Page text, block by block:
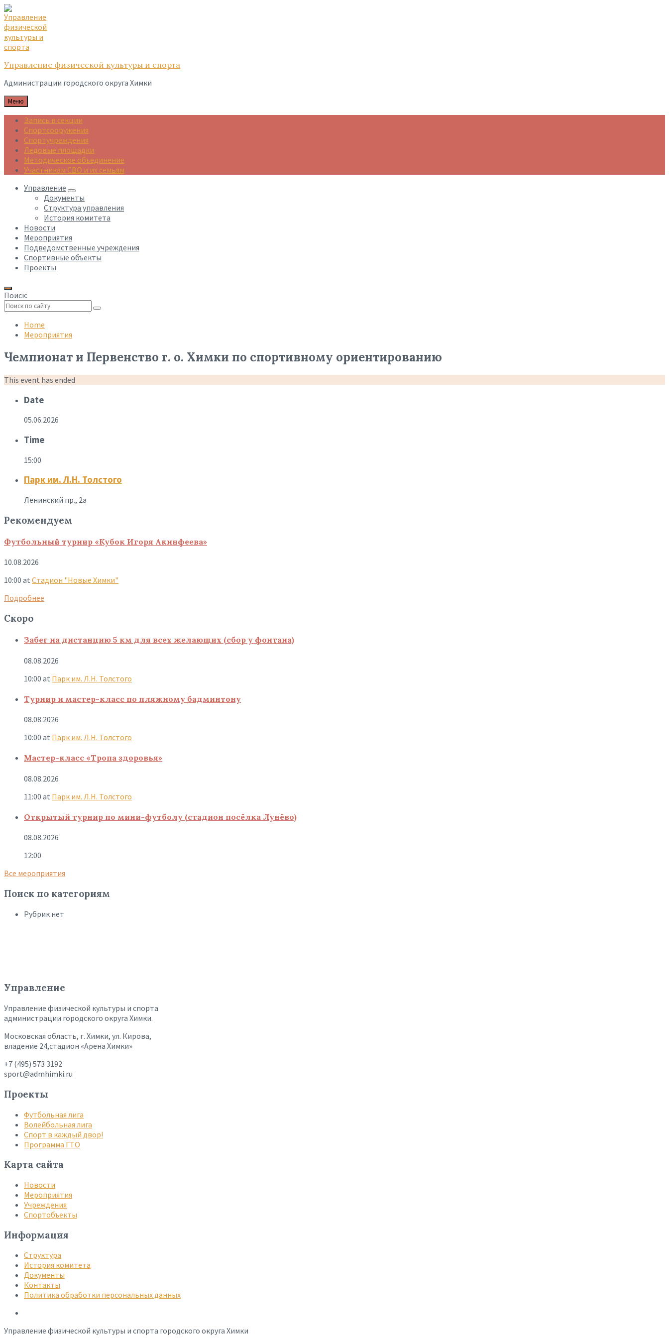
Skip
to
content
Skip
to
main
navigation
Skip
to
footer
Управление физической культуры и спорта
Администрации городского округа Химки
Меню
Запись в секции
Спортсооружения
Спортучреждения
Ледовые площадки
Методическое объединение
Участникам СВО и их семьям
Управление
Документы
Структура управления
История комитета
Новости
Мероприятия
Подведомственные учреждения
Спортивные объекты
Проекты
Поиск:
search
Home
Мероприятия
Чемпионат и Первенство г. о. Химки по спортивному ориентированию
This event has ended
Date
05.06.2026
Time
15:00
Парк им. Л.Н. Толстого
Ленинский пр., 2а
Рекомендуем
Футбольный турнир «Кубок Игоря Акинфеева»
10.08.2026
10:00 at Стадион "Новые Химки"
Подробнее
Скоро
Забег на дистанцию 5 км для всех желающих (сбор у фонтана)
08.08.2026
10:00 at Парк им. Л.Н. Толстого
Турнир и мастер-класс по пляжному бадминтону
08.08.2026
10:00 at Парк им. Л.Н. Толстого
Мастер-класс «Тропа здоровья»
08.08.2026
11:00 at Парк им. Л.Н. Толстого
Открытый турнир по мини-футболу (стадион посёлка Лунёво)
08.08.2026
12:00
Все мероприятия
Поиск по категориям
Рубрик нет
Управление
Управление физической культуры и спорта
администрации городского округа Химки.
Московская область, г. Химки, ул. Кирова,
владение 24,стадион «Арена Химки»
+7 (495) 573 3192
sport@admhimki.ru
Проекты
Футбольная лига
Волейбольная лига
Спорт в каждый двор!
Программа ГТО
Карта сайта
Новости
Мероприятия
Учреждения
Спортобъекты
Информация
Структура
История комитета
Документы
Контакты
Политика обработки персональных данных
Управление физической культуры и спорта городского округа Химки